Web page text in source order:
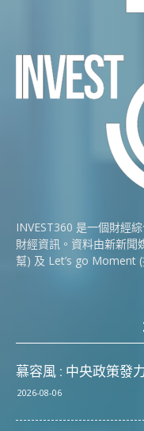
INVEST360 是一個財經
財經資訊。資料由新新
幫) 及 Let’s go Moment (
慕容風 : 中央政策發
2026-08-06